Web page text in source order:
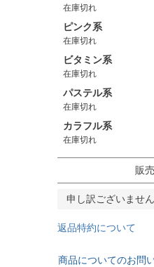
在庫切れ
ピンク系
在庫切れ
ビタミン系
在庫切れ
パステル系
在庫切れ
カラフル系
在庫切れ
販
申し訳ございませ
返品特約について
商品についてのお問